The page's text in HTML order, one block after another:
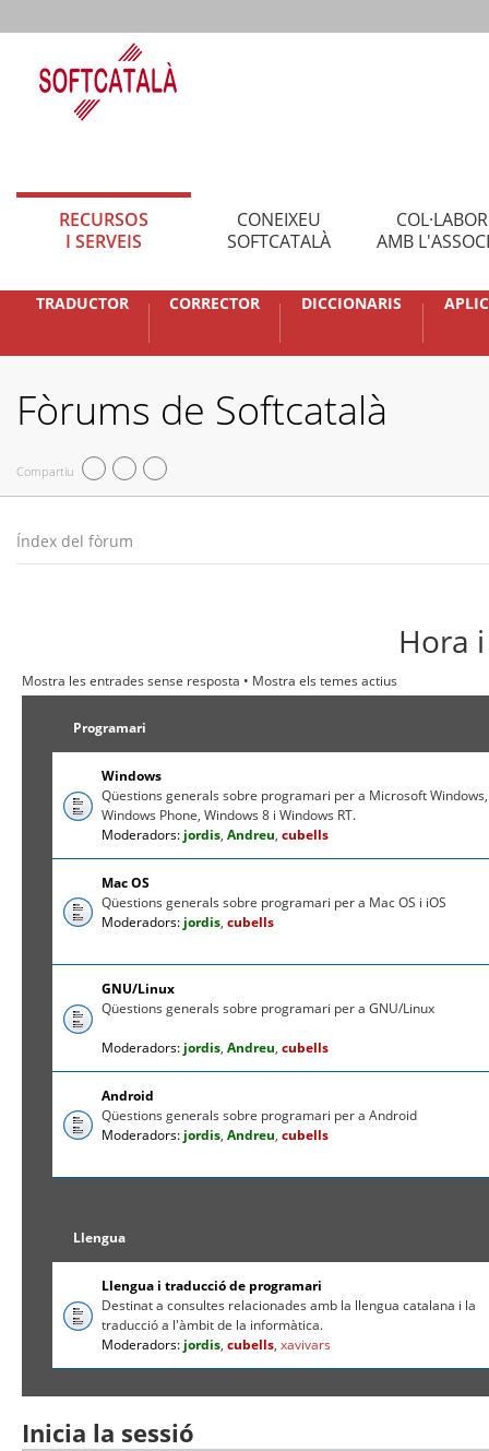
RECURSOS
I SERVEIS
CONEIXEU
SOFTCATALÀ
AMB
TRADUCTOR CORRECTOR DICCIONARIS
Fòrums de Softcatalà
Compartiu
Índex del fòrum
Hora
Mostra les entrades sense resposta • Mostra els temes actius
Programari
Windows
Qüestions generals sobre programari per a Microsoft Windows,
Windows Phone, Windows 8 i Windows RT.
Moderadors: jordis,Andreu,cubells
Mac OS
Qüestions generals sobre programari per a Mac OS i iOS
Moderadors: jordis,cubells
GNU/Linux
Qüestions generals sobre programari per a GNU/Linux
Moderadors: jordis,Andreu,cubells
Android
Qüestions generals sobre programari per a Android
Moderadors: jordis,Andreu,cubells
Llengua
Llengua i traducció de programari
Destinat a consultes relacionades amb la llengua catalana i la
traducció a l'àmbit de la informàtica.
Moderadors: jordis,cubells,xavivars
Inicia la sessió